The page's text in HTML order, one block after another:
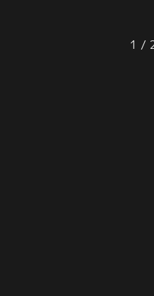
かったが、そこは既にもぬけの殻だ
った。一方、アビーがハック失踪に
1